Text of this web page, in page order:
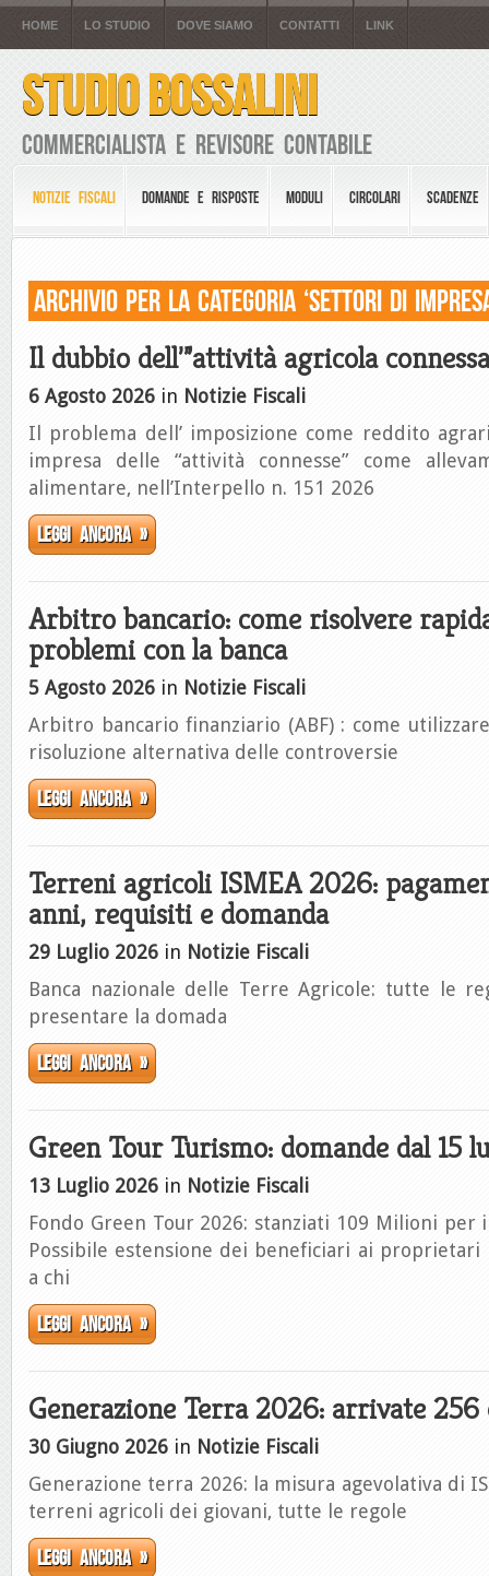
HOME LO STUDIO DOVE SIAMO CONTATTI LINK
STUDIO BOSSALINI
Commercialista e Revisore Contabile
NOTIZIE FISCALI DOMANDE E RISPOSTE MODULI CIRCOLARI SCADENZE
Archivio per la Categoria ‘Settori di
Il dubbio dell’”attività agricola
6 Agosto 2026 in Notizie Fiscali
Il problema dell’ imposizione come reddito
impresa delle “attività connesse” come
alimentare, nell’Interpello n. 151 2026
Leggi ancora »
Arbitro bancario: come risolvere
problemi con la banca
5 Agosto 2026 in Notizie Fiscali
Arbitro bancario finanziario (ABF) : come
risoluzione alternativa delle controversie
Leggi ancora »
Terreni agricoli ISMEA 2026:
anni, requisiti e domanda
29 Luglio 2026 in Notizie Fiscali
Banca nazionale delle Terre Agricole: tutte le
presentare la domada
Leggi ancora »
Green Tour Turismo: domande dal 15
13 Luglio 2026 in Notizie Fiscali
Fondo Green Tour 2026: stanziati 109 Milioni per
Possibile estensione dei beneficiari ai proprietari
a chi
Leggi ancora »
Generazione Terra 2026: arrivate 256
30 Giugno 2026 in Notizie Fiscali
Generazione terra 2026: la misura agevolativa di
terreni agricoli dei giovani, tutte le regole
Leggi ancora »